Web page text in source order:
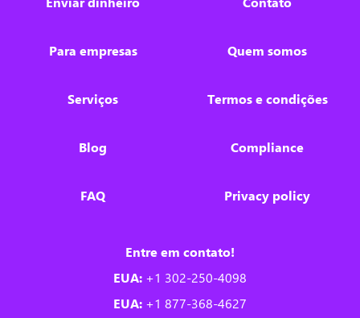
Para empresas
Serviços
Blog
FAQ
Quem somos
Termos e condições
Compliance
Privacy policy
Entre em contato!
EUA: +1 302-250-4098
EUA: +1 877-368-4627